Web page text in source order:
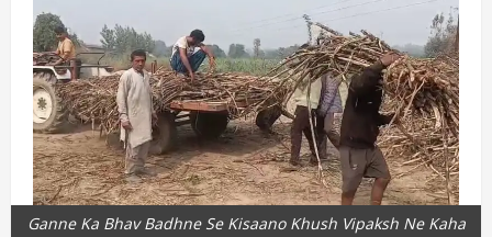
Ganne Ka Bhav Badhne Se Kisaano Khush Vipaksh Ne Kaha